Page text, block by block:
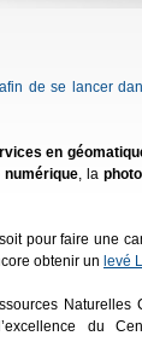
de se lancer
en
numérique, la
pour faire une
obtenir un levé
Naturelles
du